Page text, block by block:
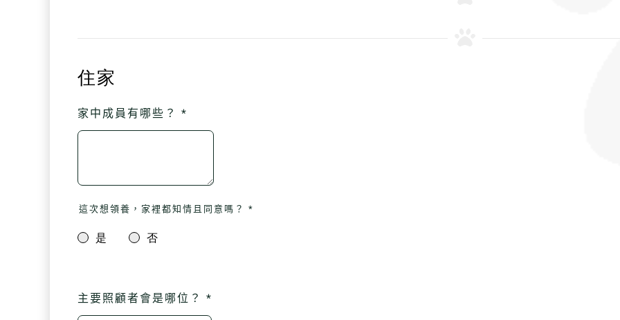
住家
家中成員有哪些？ *
這次想領養，家裡都知情且同意嗎？ *
是 否
主要照顧者會是哪位？ *